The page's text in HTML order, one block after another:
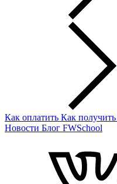
Как оплатить Как получить
Новости Блог FWSchool